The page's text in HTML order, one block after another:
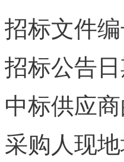
招标文件编
招标公告
中标供应
采购人现